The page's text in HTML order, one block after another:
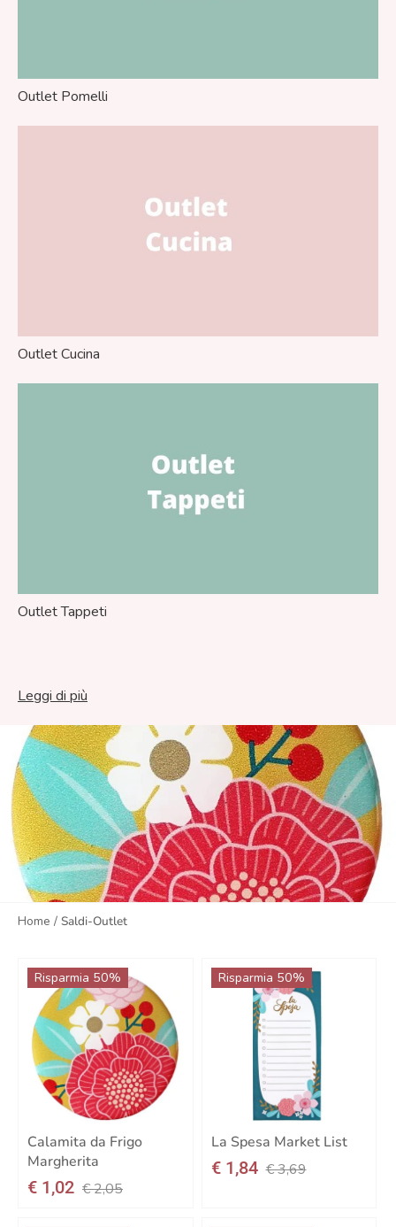
Outlet Pomelli
Outlet Cucina
Outlet Tappeti
Leggi di più
Home / Saldi-Outlet
Risparmia 50%
Calamita da Frigo
Margherita
€ 1,02 € 2,05
Risparmia 50%
La Spesa Market List
€ 1,84 € 3,69